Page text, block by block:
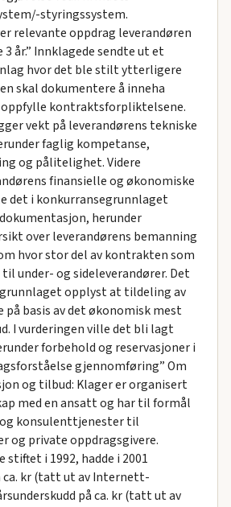
styringssystem.
relevante oppdrag leverandøren
år.” Innklagede sendte ut et
hvor det ble stilt ytterligere
skal dokumentere å inneha
kontraktsforpliktelsene.
vekt på leverandørens tekniske
faglig kompetanse,
og pålitelighet. Videre
finansielle og økonomiske
det i konkurransegrunnlaget
herunder
over leverandørens bemanning
hvor stor del av kontrakten som
under- og sideleverandører. Det
opplyst at tildeling av
basis av det økonomisk mest
I vurderingen ville det bli lagt
forbehold og reservasjoner i
gjennomføring” Om
og tilbud: Klager er organisert
med en ansatt og har til formål
konsulenttjenester til
og private oppdragsgivere.
stiftet i 1992, hadde i 2001
kr (tatt ut av Internett-
på ca. kr (tatt ut av